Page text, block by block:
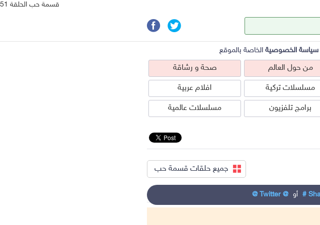
قسمة حب الحلقة 51
صحة و رشاقة
سياسة الخصوصية الخاصة بالموقع
من حول العالم صحة و رشاقة
مسلسلات تركية افلام عربية
برامج تلفزيون مسلسلات عالمية
جميع حلقات قسمة حب
أو @ Twitter @